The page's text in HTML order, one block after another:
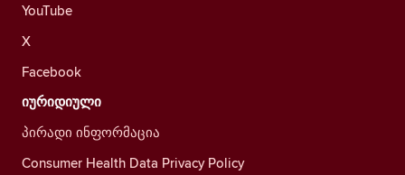
YouTube
X
Facebook
იურიდიული
პირადი ინფორმაცია
Consumer Health Data Privacy Policy